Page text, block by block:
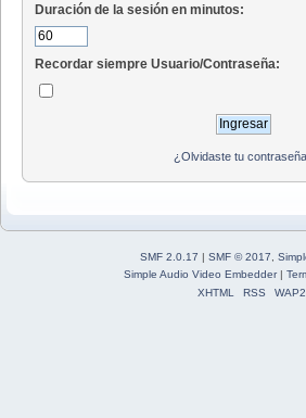
Duración de la sesión en minutos:
Recordar siempre Usuario/Contraseña:
¿Olvidaste tu
SMF 2.0.17 | SMF © 2017,
Simple Audio Video Embedder|
XHTML
RSS WAP2